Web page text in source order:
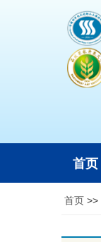
首页
首页 >>